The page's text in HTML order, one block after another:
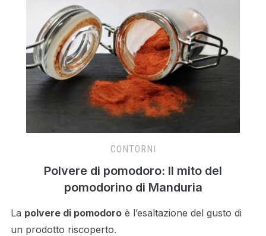
CONTORNI
Polvere di pomodoro: Il mito del
pomodorino di Manduria
La polvere di pomodoroè l’esaltazione del gusto di
un prodotto riscoperto.